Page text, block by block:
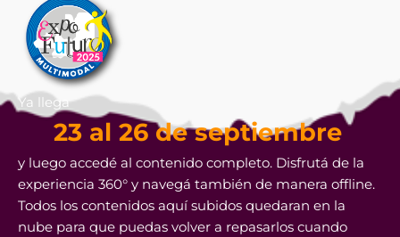
Ya llega
23 al 26 de septiembre
y luego accedé al contenido completo. Disfrutá de la
experiencia 360° y navegá también de manera offline.
Todos los contenidos aquí subidos quedaran en la
nube para que puedas volver a repasarlos cuando